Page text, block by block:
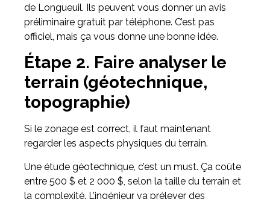
de Longueuil. Ils peuvent vous donner un avis
préliminaire gratuit par téléphone. C’est pas
officiel, mais ça vous donne une bonne idée.
Étape 2. Faire analyser le
terrain (géotechnique,
topographie)
Si le zonage est correct, il faut maintenant
regarder les aspects physiques du terrain.
Une étude géotechnique, c’est un must. Ça coûte
entre 500 $ et 2 000 $, selon la taille du terrain et
la complexité. L’ingénieur va prélever des